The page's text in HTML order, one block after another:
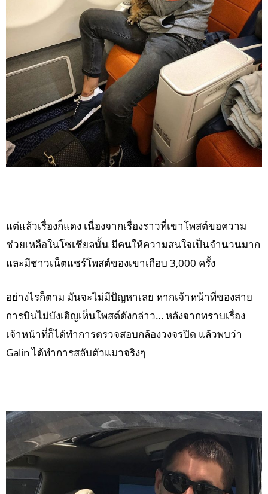
แต่แล้วเรื่องก็แดง เนื่องจากเรื่องราวที่เขาโพสต์ขอความ
ช่วยเหลือในโซเชียลนั้น มีคนให้ความสนใจเป็นจำนวนมาก
และมีชาวเน็ตแชร์โพสต์ของเขาเกือบ 3,000 ครั้ง
อย่างไรก็ตาม มันจะไม่มีปัญหาเลย หากเจ้าหน้าที่ของสาย
การบินไม่บังเอิญเห็นโพสต์ดังกล่าว… หลังจากทราบเรื่อง
เจ้าหน้าที่ก็ได้ทำการตรวจสอบกล้องวงจรปิด แล้วพบว่า
Galin ได้ทำการสลับตัวแมวจริงๆ